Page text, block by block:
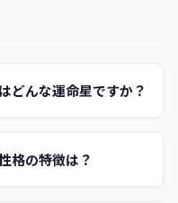
どんな運命星ですか？
格の特徴は？